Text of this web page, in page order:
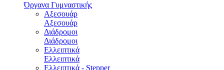
Όργανα Γυμναστικής
Αξεσουάρ
Αξεσουάρ
Διάδρομοι
Διάδρομοι
Ελλειπτικά
Ελλειπτικά
Ελλειπτικά - Stepper